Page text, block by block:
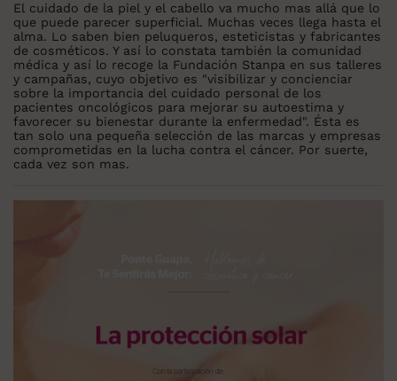
El cuidado de la piel y el cabello va mucho mas allá que lo
que puede parecer superficial. Muchas veces llega hasta el
alma. Lo saben bien peluqueros, esteticistas y fabricantes
de cosméticos. Y así lo constata también la comunidad
médica y así lo recoge la Fundación Stanpa en sus talleres
y campañas, cuyo objetivo es "visibilizar y concienciar
sobre la importancia del cuidado personal de los
pacientes oncológicos para mejorar su autoestima y
favorecer su bienestar durante la enfermedad". Ésta es
tan solo una pequeña selección de las marcas y empresas
comprometidas en la lucha contra el cáncer. Por suerte,
cada vez son mas.